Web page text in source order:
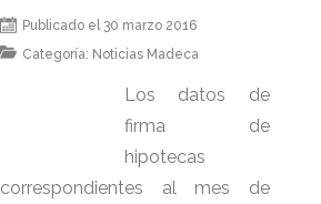
Publicado el 30 marzo 2016
Categoría: Noticias Madeca
Los datos de
firma de
hipotecas
correspondientes al mes de